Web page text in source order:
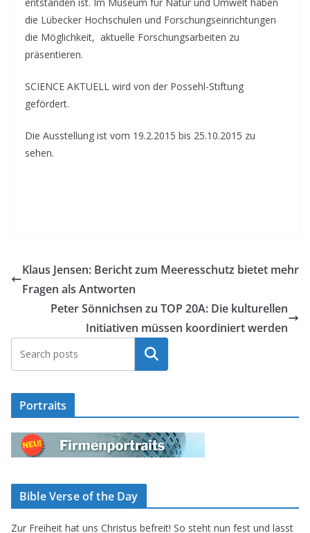
die Lübecker Hochschulen und Forschungseinrichtungen
die Möglichkeit, aktuelle Forschungsarbeiten zu
präsentieren.
SCIENCE AKTUELL wird von der Possehl-Stiftung
gefördert.
Die Ausstellung ist vom 19.2.2015 bis 25.10.2015 zu
sehen.
Klaus Jensen: Bericht zum Meeresschutz bietet mehr
Fragen als Antworten
Peter Sönnichsen zu TOP 20A: Die kulturellen
Initiativen müssen koordiniert werden
Suchen
Portraits
Bible Verse of the Day
Zur Freiheit hat uns Christus befreit! So steht nun fest und lasst